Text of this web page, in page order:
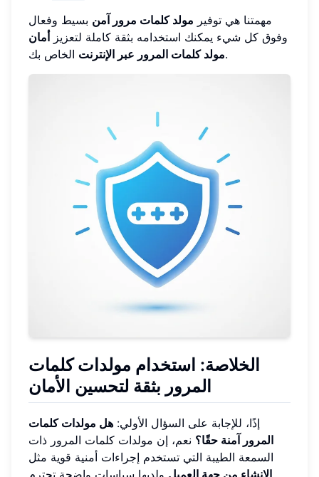
مهمتنا هي توفير مولد كلمات مرور آمن بسيط وفعال
وفوق كل شيء يمكنك استخدامه بثقة كاملة لتعزيز أمان
مولد كلمات المرور عبر الإنترنتالخاص بك.
الخلاصة: استخدام مولدات كلمات
المرور بثقة لتحسين الأمان
إذًا، للإجابة على السؤال الأولي: هل مولدات كلمات
المرور آمنة حقًا؟ نعم، إن مولدات كلمات المرور ذات
السمعة الطيبة التي تستخدم إجراءات أمنية قوية مثل